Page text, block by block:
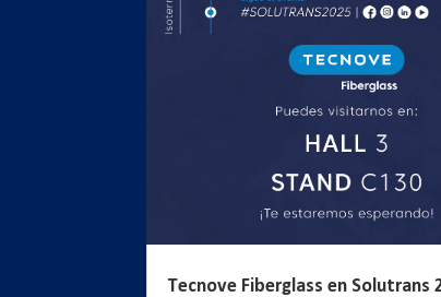
Tecnove Fiberglass en Solutrans